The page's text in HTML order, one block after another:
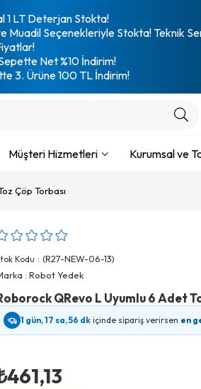
1 LT Deterjan Stokta!
Muadil Seçenekleriyle Stokta! Teknik
Net %10 İndirim!
3. Ürüne 100 TL İndirim!
Müşteri Hizmetleri Kurumsal ve
Çöp Torbası
Kodu
(R27-NEW-06-13)
: Robot Yedek
QRevo L Uyumlu 6 Adet
1 gün, 17 sa, 56 dk içinde sipariş verirsen en